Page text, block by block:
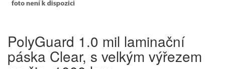
PolyGuard 1.0 mil laminační
páska Clear, s velkým výřezem